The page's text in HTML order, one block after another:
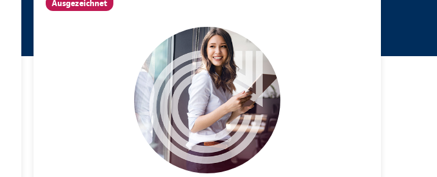
Ausgezeichnet